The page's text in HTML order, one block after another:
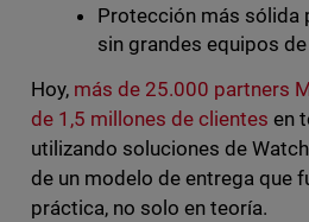
Protección más sólida
sin grandes equipos
Hoy, más de 25.000 partners
de 1,5 millones de clientes en
utilizando soluciones de
de un modelo de entrega que
práctica, no solo en teoría.